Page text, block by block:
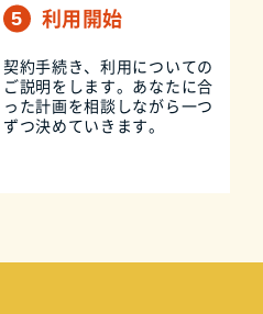
利用開始
契約手続き、利用についての
ご説明をします。あなたに合
った計画を相談しながら一つ
ずつ決めていきます。